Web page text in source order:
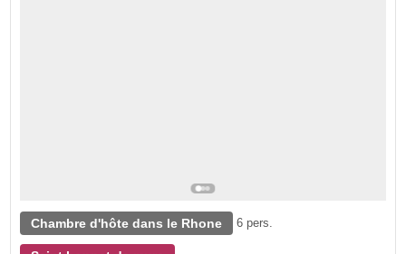
Chambre d'hôte dans le Rhone 6 pers.